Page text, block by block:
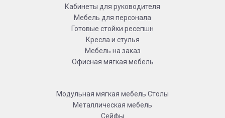
Кабинеты для руководителя
Мебель для персонала
Готовые стойки ресепшн
Кресла и стулья
Мебель на заказ
Офисная мягкая мебель
Модульная мягкая мебель Столы
Металлическая мебель
Сейфы